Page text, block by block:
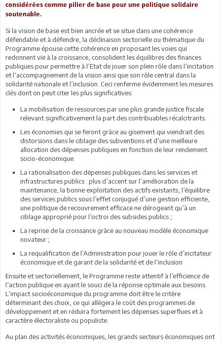
considérées comme pilier de base pour une politique solidaire
soutenable.
Si la vision de base est bien ancrée et se situe dans une cohérence
défendable et à défendre, la déclinaison sectorielle ou thématique du
Programme épouse cette cohérence en proposant les voies qui
redonnent vie à la croissance, consolident les équilibres des finances
publiques pour permettre à l’Etat de jouer son plein rôle dans l’incitation
et l’accompagnement de la vision ainsi que son rôle central dans la
solidarité nationale et l’inclusion. Ceci renferme évidemment les mesures
clés dont on peut citer les plus significatives:
La mobilisation de ressources par une plus grande justice fiscale
relevant significativement la part des contribuables récalcitrants.
Les économies qui se feront grâce au gisement qui viendrait des
distorsions dans le ciblage des subventions et d’une meilleure
allocation des dépenses publiques en fonction de leur rendement
socio-économique.
La rationalisation des dépenses publiques dans les services et
infrastructures publics : plus d’accent sur l’amélioration de la
maintenance, la bonne exploitation des actifs existants, l’équilibre
des services publics sous l’effet conjugué d’une gestion efficiente,
une politique de recouvrement efficace ne dérogeant qu’à un
ciblage approprié pour l’octroi des subsides publics ;
La reprise de la croissance grâce au nouveau modèle économique
novateur ;
La requalification de l’Administration pour jouer le rôle d’incitateur
économique et de garant de la solidarité et de l’inclusion
Ensuite et sectoriellement, le Programme reste attentif à l’efficience de
l’action publique en ayant le souci de la réponse optimale aux besoins.
L’impact socioéconomique du programme doit être le critère
déterminant des choix, ce qui allègera le coût des programmes de
développement et en réduira fortement les dépenses superflues et à
caractère électoraliste ou populiste.
Au plan des activités économiques, les grands secteurs économiques ont